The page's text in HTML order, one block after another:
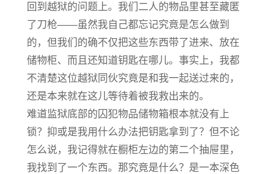
回到越狱的问题上。我们二人的物品里甚至藏匿
了刀枪——虽然我自己都忘记究竟是怎么做到
的，但我们的确不仅把这些东西带了进来、放在
储物柜、而且还知道钥匙在哪儿。事实上，我都
不清楚这位越狱同伙究竟是和我一起送过来的，
还是本来就在这儿等待着被我救出来的。
难道监狱底部的囚犯物品储物箱根本就没有上
锁？抑或是我用什么办法把钥匙拿到了？但不论
怎么说，我记得就在橱柜左边的第二个抽屉里，
我找到了一个东西。那究竟是什么？是一本深色